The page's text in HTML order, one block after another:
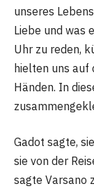
unseres
Liebe und was
Uhr zu reden,
hielten uns auf
Händen. In
Gadot sagte,
sie von der
sagte Varsano